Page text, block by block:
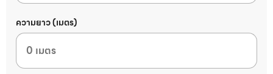
ความยาว (เมตร)